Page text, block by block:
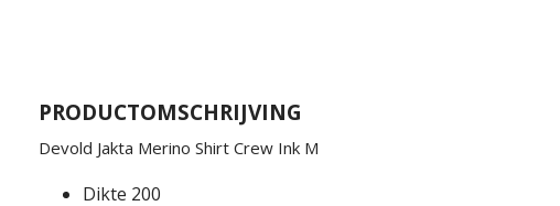
PRODUCTOMSCHRIJVING
Devold Jakta Merino Shirt Crew Ink M
Dikte 200